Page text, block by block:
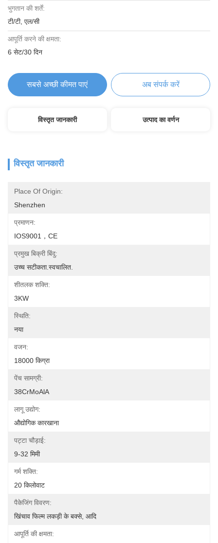
भुगतान की शर्तें:
टी/टी, एल/सी
आपूर्ति करने की क्षमता:
6 सेट/30 दिन
सबसे अच्छी कीमत पाएं अब संपर्क करें
विस्तृत जानकारी उत्पाद का वर्णन
विस्तृत जानकारी
Place Of Origin:
Shenzhen
प्रमाणन:
IOS9001，CE
प्रमुख बिक्री बिंदु:
उच्च सटीकता.स्वचालित.
शीतलक शक्ति:
3KW
स्थिति:
नया
वजन:
18000 किग्रा
पेंच सामग्री:
38CrMoAlA
लागू उद्योग:
औद्योगिक कारखाना
पट्टा चौड़ाई:
9-32 मिमी
गर्म शक्ति:
20 किलोवाट
पैकेजिंग विवरण:
खिंचाव फिल्म लकड़ी के बक्से, आदि
आपूर्ति की क्षमता: